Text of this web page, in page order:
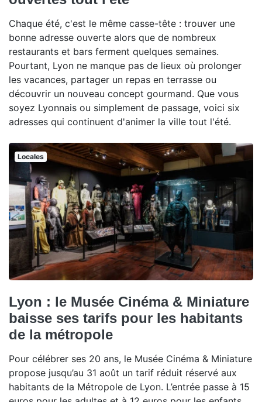
Chaque été, c'est le même casse-tête : trouver une
bonne adresse ouverte alors que de nombreux
restaurants et bars ferment quelques semaines.
Pourtant, Lyon ne manque pas de lieux où prolonger
les vacances, partager un repas en terrasse ou
découvrir un nouveau concept gourmand. Que vous
soyez Lyonnais ou simplement de passage, voici six
adresses qui continuent d'animer la ville tout l'été.
Locales
Lyon : le Musée Cinéma & Miniature
baisse ses tarifs pour les habitants
de la métropole
Pour célébrer ses 20 ans, le Musée Cinéma & Miniature
propose jusqu’au 31 août un tarif réduit réservé aux
habitants de la Métropole de Lyon. L’entrée passe à 15